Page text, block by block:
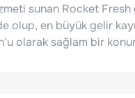
sunan Rocket
olup, en büyük gelir
olarak sağlam bir